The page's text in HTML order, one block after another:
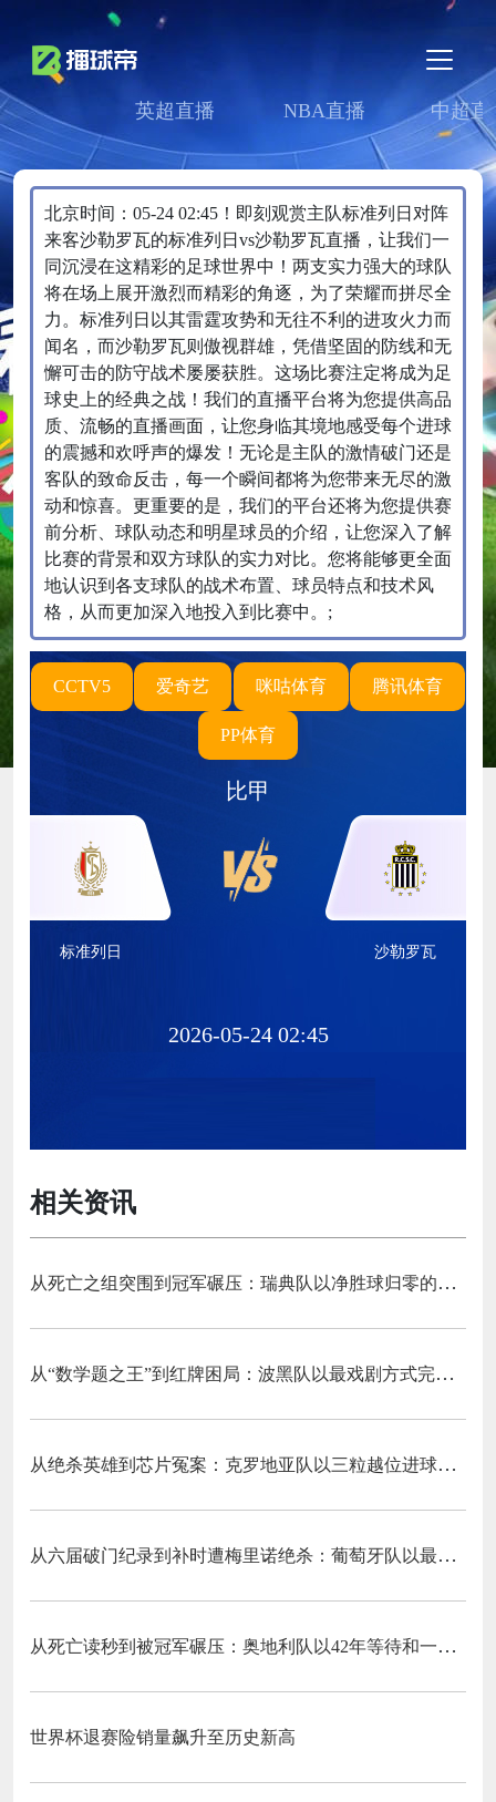
英超直播 NBA直播 中超直
北京时间：05-24 02:45！即刻观赏主队标准列日对阵
来客沙勒罗瓦的标准列日vs沙勒罗瓦直播，让我们一
同沉浸在这精彩的足球世界中！两支实力强大的球队
将在场上展开激烈而精彩的角逐，为了荣耀而拼尽全
力。标准列日以其雷霆攻势和无往不利的进攻火力而
闻名，而沙勒罗瓦则傲视群雄，凭借坚固的防线和无
懈可击的防守战术屡屡获胜。这场比赛注定将成为足
球史上的经典之战！我们的直播平台将为您提供高品
质、流畅的直播画面，让您身临其境地感受每个进球
的震撼和欢呼声的爆发！无论是主队的激情破门还是
客队的致命反击，每一个瞬间都将为您带来无尽的激
动和惊喜。更重要的是，我们的平台还将为您提供赛
前分析、球队动态和明星球员的介绍，让您深入了解
比赛的背景和双方球队的实力对比。您将能够更全面
地认识到各支球队的战术布置、球员特点和技术风
格，从而更加深入地投入到比赛中。;
CCTV5 爱奇艺 咪咕体育 腾讯体育
PP体育
比甲
标准列日 沙勒罗瓦
2026-05-24 02:45
相关资讯
从死亡之组突围到冠军碾压：瑞典队以净胜球归零的戏剧性和一场大胜告别三十二强
从“数学题之王”到红牌困局：波黑队以最戏剧方式完成首次淘汰赛之旅的哲学课
从绝杀英雄到芯片冤案：克罗地亚队以三粒越位进球和一次头发触球挥别莫德里奇最后一舞
从六届破门纪录到补时遭梅里诺绝杀：葡萄牙队以最残酷方式挥别C罗二十载征途
从死亡读秒到被冠军碾压：奥地利队以42年等待和一场“希区柯克剧本”挥别北美
世界杯退赛险销量飙升至历史新高